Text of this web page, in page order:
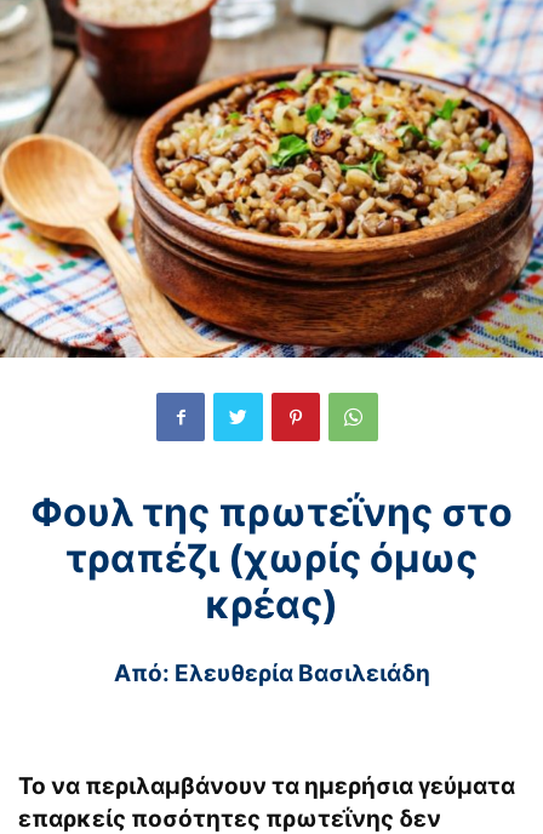
Φουλ της πρωτεΐνης στο
τραπέζι (χωρίς όμως
κρέας)
Από: Ελευθερία Βασιλειάδη
Το να περιλαμβάνουν τα ημερήσια γεύματα
επαρκείς ποσότητες πρωτεΐνης δεν